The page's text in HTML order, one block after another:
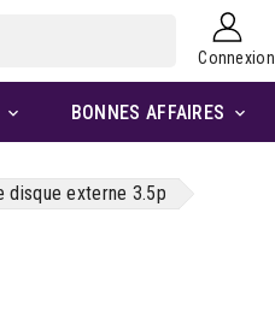
Connexion
 BONNES AFFAIRES 
disque externe 3.5p